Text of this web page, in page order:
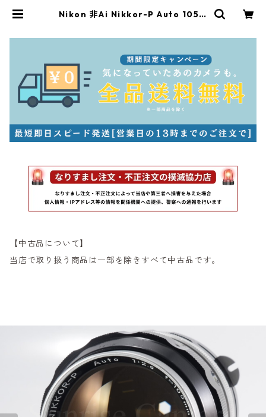
Nikon 非Ai Nikkor-P Auto 105m
【中古品について】
当店で取り扱う商品は一部を除きすべて中古品です。